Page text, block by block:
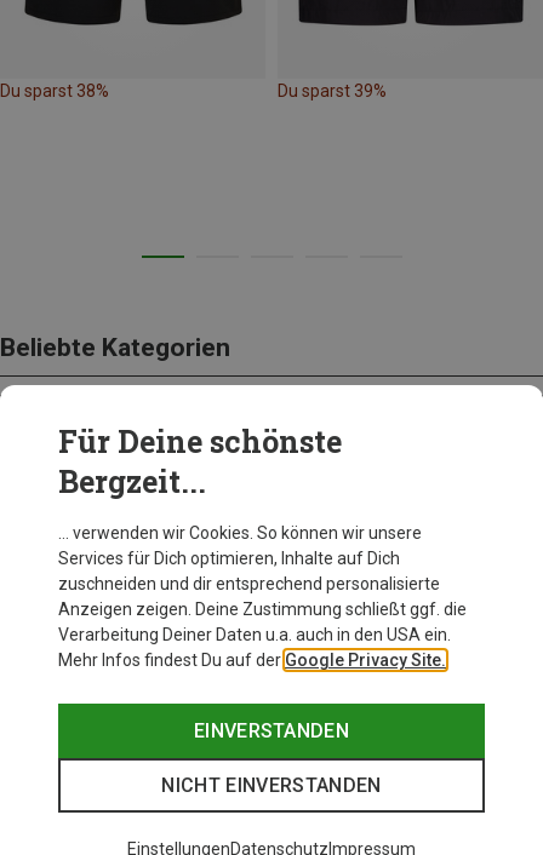
Du sparst 38% Du sparst 39%
Beliebte Kategorien
BEKLEIDUNG
Für Deine schönste
Bergzeit...
… verwenden wir Cookies. So können wir unsere
Services für Dich optimieren, Inhalte auf Dich
zuschneiden und dir entsprechend personalisierte
Anzeigen zeigen. Deine Zustimmung schließt ggf. die
Verarbeitung Deiner Daten u.a. auch in den USA ein.
Mehr Infos findest Du auf der Google Privacy Site.
EINVERSTANDEN
NICHT EINVERSTANDEN
EinstellungenDatenschutz Impressum